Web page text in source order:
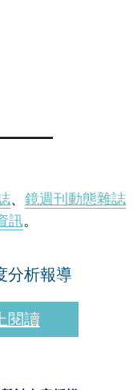
、 鏡週刊動態雜誌
訊。
分析報導
閱讀